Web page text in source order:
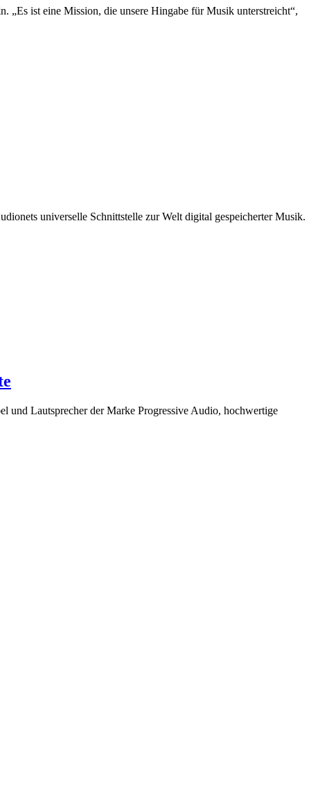
„Es ist eine Mission, die unsere Hingabe für Musik unterstreicht“,
universelle Schnittstelle zur Welt digital gespeicherter Musik.
Lautsprecher der Marke Progressive Audio, hochwertige